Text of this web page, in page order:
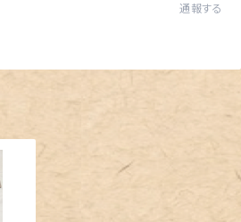
通報する